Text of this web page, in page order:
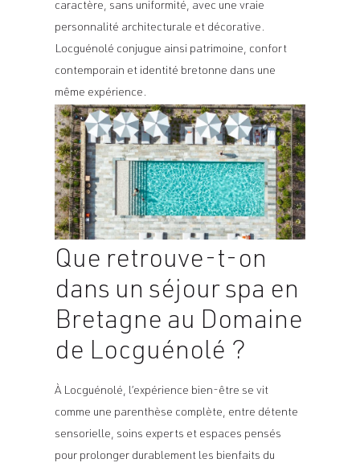
caractère, sans uniformité, avec une vraie
personnalité architecturale et décorative.
Locguénolé conjugue ainsi patrimoine, confort
contemporain et identité bretonne dans une
même expérience.
Que retrouve-t-on
dans un séjour spa en
Bretagne au Domaine
de Locguénolé ?
À Locguénolé, l’expérience bien-être se vit
comme une parenthèse complète, entre détente
sensorielle, soins experts et espaces pensés
pour prolonger durablement les bienfaits du